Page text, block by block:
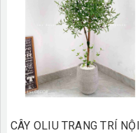
CÂY OLIU TRANG TRÍ NỘI